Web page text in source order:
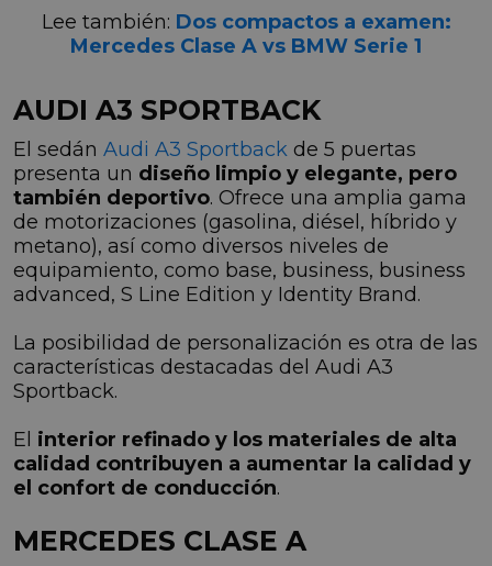
Lee también: Dos compactos a examen:
Mercedes Clase A vs BMW Serie 1
AUDI A3 SPORTBACK
El sedán Audi A3 Sportback de 5 puertas
presenta un diseño limpio y elegante, pero
también deportivo. Ofrece una amplia gama
de motorizaciones (gasolina, diésel, híbrido y
metano), así como diversos niveles de
equipamiento, como base, business, business
advanced, S Line Edition y Identity Brand.
La posibilidad de personalización es otra de las
características destacadas del Audi A3
Sportback.
El interior refinado y los materiales de alta
calidad contribuyen a aumentar la calidad y
el confort de conducción.
MERCEDES CLASE A